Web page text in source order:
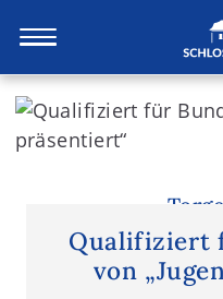
S
Qualifiziert
von